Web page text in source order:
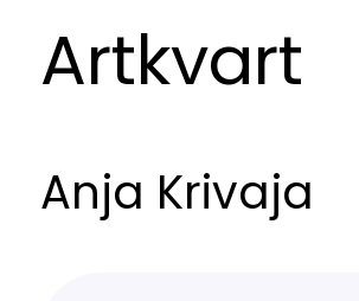
Artkvart
Anja Krivaja